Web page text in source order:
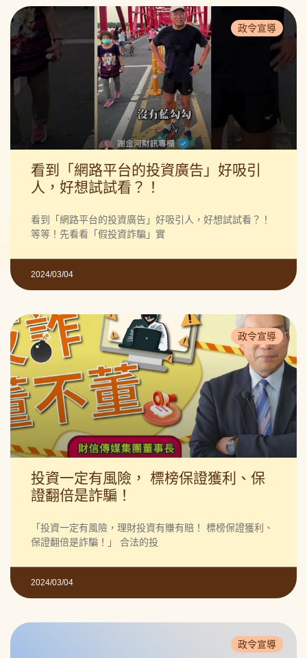
政令宣導
看到「網路平台的投資廣告」好吸引
人，好想試試看？！
看到「網路平台的投資廣告」好吸引人，好想試試看？！
等等！先看看「假投資詐騙」實
2024/03/04
政令宣導
投資一定有風險， 標榜保證獲利、保
證翻倍是詐騙！
「投資一定有風險，理財投資有賺有賠！ 標榜保證獲利、
保證翻倍是詐騙！」 合法的投
2024/03/04
政令宣導